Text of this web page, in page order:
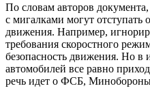
По словам авторов
с мигалками могут
движения. Например,
требования скоростного
безопасность движения. Но в
автомобилей все равно
речь идет о ФСБ,